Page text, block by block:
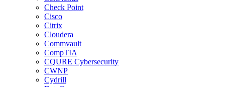
Check Point
Cisco
Citrix
Cloudera
Commvault
CompTIA
CQURE Cybersecurity
CWNP
Cydrill